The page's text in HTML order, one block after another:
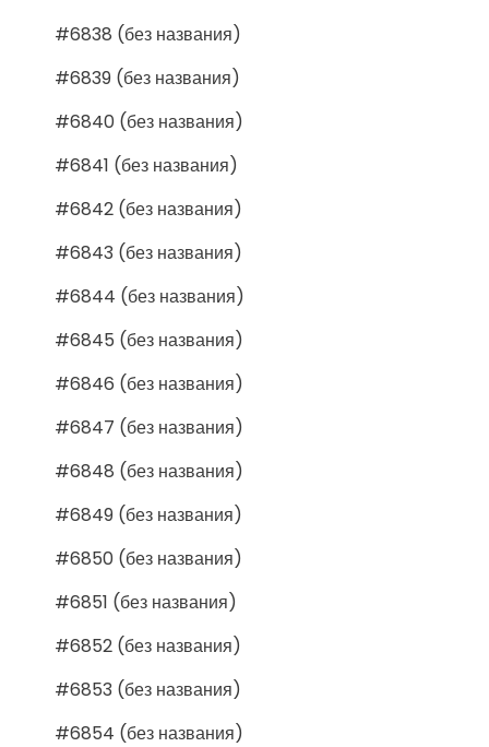
#6838 (без названия)
#6839 (без названия)
#6840 (без названия)
#6841 (без названия)
#6842 (без названия)
#6843 (без названия)
#6844 (без названия)
#6845 (без названия)
#6846 (без названия)
#6847 (без названия)
#6848 (без названия)
#6849 (без названия)
#6850 (без названия)
#6851 (без названия)
#6852 (без названия)
#6853 (без названия)
#6854 (без названия)